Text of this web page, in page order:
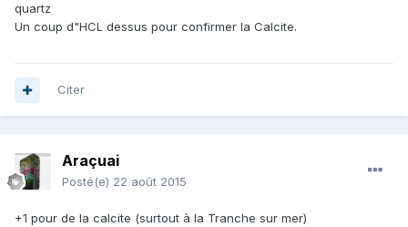
quartz
Un coup d"HCL dessus pour confirmer la Calcite.
Citer
Araçuai
Posté(e) 22 août 2015
+1 pour de la calcite (surtout à la Tranche sur mer)